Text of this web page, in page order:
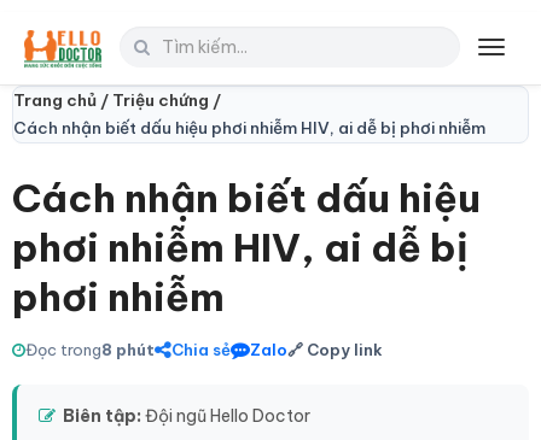
Trang chủ / Triệu chứng /
Cách nhận biết dấu hiệu phơi nhiễm HIV, ai dễ bị phơi nhiễm
Cách nhận biết dấu hiệu
phơi nhiễm HIV, ai dễ bị
phơi nhiễm
Đọc trong8 phút Chia sẻ Zalo🔗 Copy link
Biên tập: Đội ngũ Hello Doctor